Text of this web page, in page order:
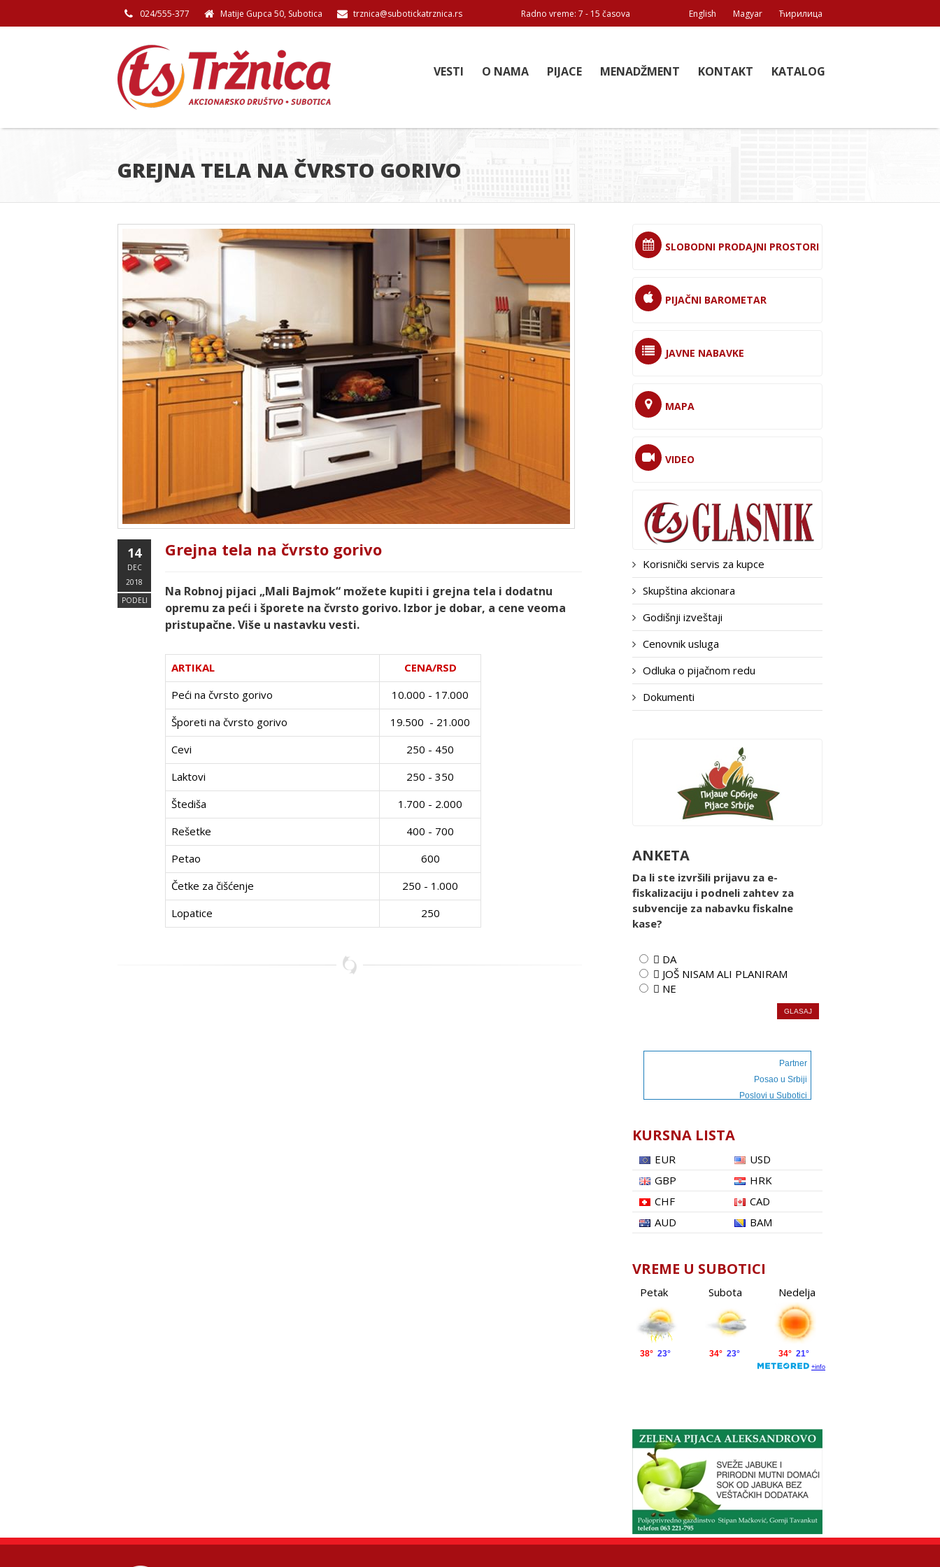
024/555-377 Matije Gupca 50, Subotica trznica@subotickatrznica.rs Radno vreme: 7 - 15 časova English Magyar Ћирилица
VESTI O NAMA PIJACE MENADŽMENT KONTAKT KATALOG
GREJNA TELA NA ČVRSTO GORIVO
14
DEC
2018
PODELI
Grejna tela na čvrsto gorivo
Na Robnoj pijaci „Mali Bajmok“ možete kupiti i grejna tela i dodatnu
opremu za peći i šporete na čvrsto gorivo. Izbor je dobar, a cene veoma
pristupačne. Više u nastavku vesti.
ARTIKAL
CENA/RSD
Peći na čvrsto gorivo
10.000 - 17.000
Šporeti na čvrsto gorivo
19.500 - 21.000
Cevi
250 - 450
Laktovi
250 - 350
Štediša
1.700 - 2.000
Rešetke
400 - 700
Petao
600
Četke za čišćenje
250 - 1.000
Lopatice
250
SLOBODNI PRODAJNI PROSTORI
PIJAČNI BAROMETAR
JAVNE NABAVKE
MAPA
VIDEO
Korisnički servis za kupce
Skupština akcionara
Godišnji izveštaji
Cenovnik usluga
Odluka o pijačnom redu
Dokumenti
ANKETA
Da li ste izvršili prijavu za e-
fiskalizaciju i podneli zahtev za
subvencije za nabavku fiskalne
kase?
 DA
 JOŠ NISAM ALI PLANIRAM
 NE
Partner
Posao u Srbiji
Poslovi u Subotici
KURSNA LISTA
EUR
USD
GBP
HRK
CHF
CAD
AUD
BAM
VREME U SUBOTICI
Petak Subota Nedelja